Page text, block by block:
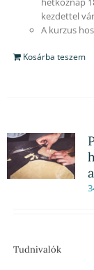
kezdettel
A kurzus
Kosárba teszem
Tudnivalók